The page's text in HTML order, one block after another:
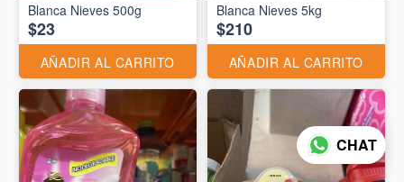
Blanca Nieves 500g
$23
AÑADIR AL CARRITO
Blanca Nieves 5kg
$210
AÑADIR AL CARRITO
CHAT